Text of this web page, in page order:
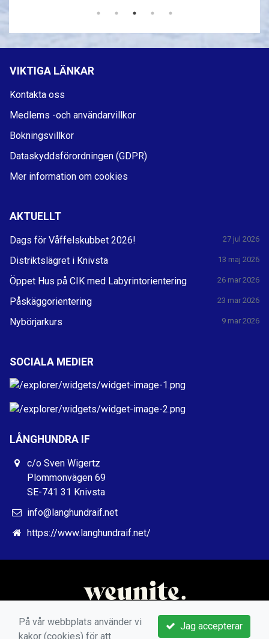
VIKTIGA LÄNKAR
Kontakta oss
Medlems -och användarvillkor
Bokningsvillkor
Dataskyddsförordningen (GDPR)
Mer information om cookies
AKTUELLT
Dags för Våffelskubbet 2026! 27 jul 2026
Distriktslägret i Knivsta 13 maj 2026
Öppet Hus på CIK med Labyrintorientering 26 mar 2026
Påskäggorientering 23 mar 2026
Nybörjarkurs 9 mar 2026
SOCIALA MEDIER
LÅNGHUNDRA IF
c/o Sven Wigertz
Plommonvägen 69
SE-741 31 Knivsta
info@langhundraif.net
https://www.langhundraif.net/
Jag accepterar
På vår webbplats använder vi
kakor (cookies) för att